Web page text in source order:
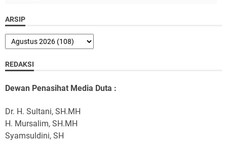
ARSIP
REDAKSI
Dewan Penasihat Media Duta :
Dr. H. Sultani, SH.MH
H. Mursalim, SH.MH
Syamsuldini, SH